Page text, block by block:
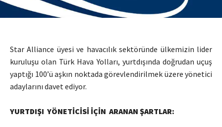
Star Alliance üyesi ve havacılık sektöründe ülkemizin lider
kuruluşu olan Türk Hava Yolları, yurtdışında doğrudan uçuş
yaptığı 100’ü aşkın noktada görevlendirilmek üzere yönetici
adaylarını davet ediyor.
YURTDIŞI YÖNETİCİSİ İÇİN ARANAN ŞARTLAR: